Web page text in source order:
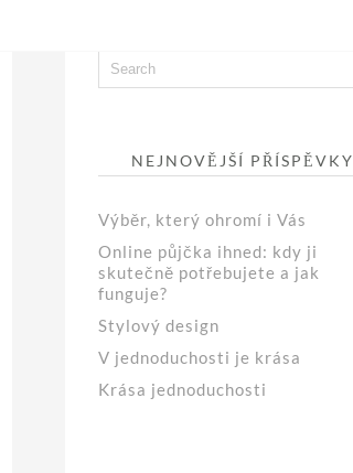
NEJNOVĚJŠÍ PŘÍSPĚVKY
Výběr, který ohromí i Vás
Online půjčka ihned: kdy ji
skutečně potřebujete a jak
funguje?
Stylový design
V jednoduchosti je krása
Krása jednoduchosti